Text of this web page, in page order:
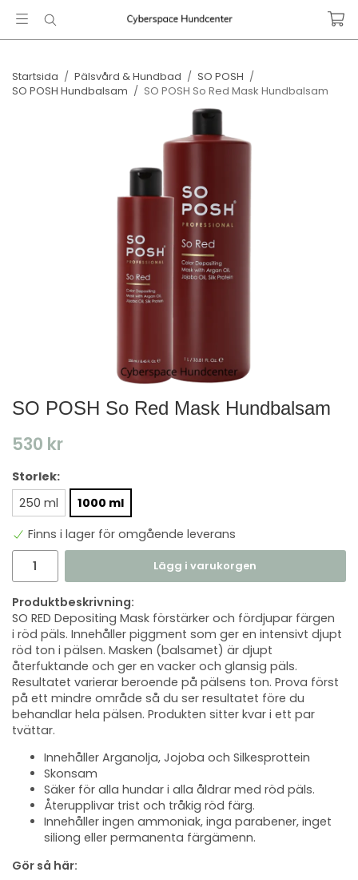
Startsida / Pälsvård & Hundbad / SO POSH /
SO POSH Hundbalsam / SO POSH So Red Mask ​Hundbalsam
SO POSH So Red Mask ​Hundbalsam
530 kr
Storlek:
250 ml
1000 ml
Finns i lager för omgående leverans
Lägg i varukorgen
Produktbeskrivning:
SO RED Depositing Mask förstärker och fördjupar färgen
i röd päls. Innehåller piggment som ger en intensivt djupt
röd ton i pälsen. Masken (balsamet) är djupt
återfuktande och ger en vacker och glansig päls.
Resultatet varierar beroende på pälsens ton. Prova först
på ett mindre område så du ser resultatet före du
behandlar hela pälsen. Produkten sitter kvar i ett par
tvättar.
Innehåller Arganolja, Jojoba och Silkesprottein
Skonsam
Säker för alla hundar i alla åldrar med röd päls.
Återupplivar trist och tråkig röd färg.
Innehåller ingen ammoniak, inga parabener, inget
siliong eller permanenta färgämenn.
Gör så här: